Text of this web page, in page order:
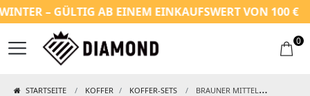
– GÜLTIG AB EINEM EINKAUFSWERT VON 100 €
0
STARTSEITE KOFFER KOFFER-SETS BRAUNER MITTELGROẞER KOFFER MIT KOSMETIKKOFFER